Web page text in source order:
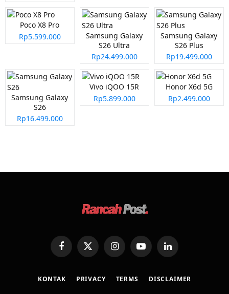
Poco X8 Pro
Rp5.599.000
Samsung Galaxy
S26 Ultra
Rp24.499.000
Samsung Galaxy
S26 Plus
Rp19.499.000
Samsung Galaxy
S26
Rp16.499.000
Vivo iQOO 15R
Rp5.899.000
Honor X6d 5G
Rp2.499.000
FacebookX
(Twitter)
InstagramYouTubeLinkedIn
KONTAK PRIVACY TERMS DISCLAIMER